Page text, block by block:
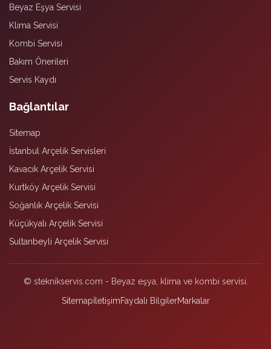
Beyaz Eşya Servisi
Klima Servisi
Kombi Servisi
Bakım Önerileri
Servis Kaydı
Bağlantılar
Sitemap
İstanbul Arçelik Servisleri
Kavacık Arçelik Servisi
Kurtköy Arçelik Servisi
Soğanlık Arçelik Servisi
Küçükyalı Arçelik Servisi
Sultanbeyli Arçelik Servisi
© steknikservis.com - Beyaz eşya, klima ve kombi servisi.
SitemapİletişimFaydalı BilgilerMarkalar